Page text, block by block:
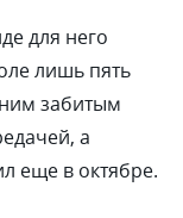
для него
лишь пять
забитым
а
еще в октябре.